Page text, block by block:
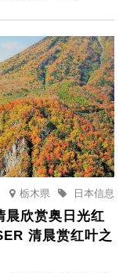
栃木県 日本信息
晨欣赏奥日光红
清晨赏红叶之